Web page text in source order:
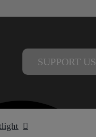
SUPPORT US